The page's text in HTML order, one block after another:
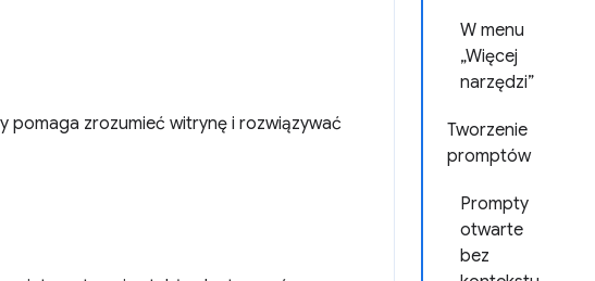
W menu
„Więcej
narzędzi”
Tworzenie
promptów
Prompty
otwarte
bez
pomaga zrozumieć witrynę i rozwiązywać